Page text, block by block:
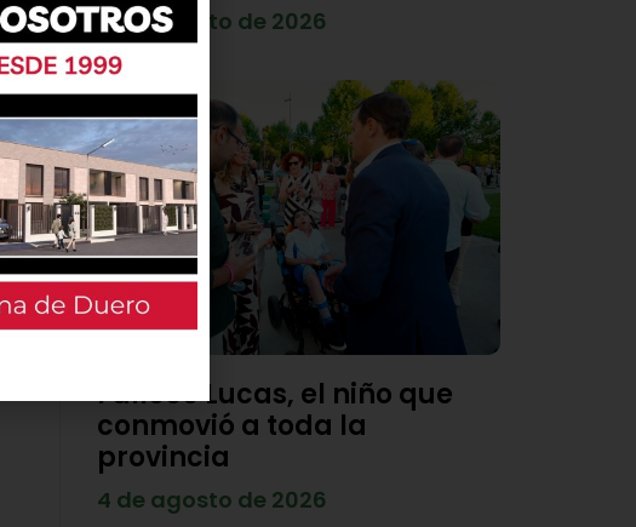
4 de agosto de 2026
Fallece Lucas, el niño que
conmovió a toda la
provincia
4 de agosto de 2026